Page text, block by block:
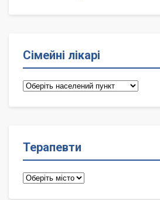
Сімейні лікарі
Сімейні
Терапевти
Терапевти